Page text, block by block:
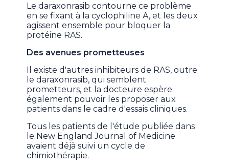
Le daraxonrasib contourne ce problème
en se fixant à la cyclophiline A, et les deux
agissent ensemble pour bloquer la
protéine RAS.
Des avenues prometteuses
Il existe d'autres inhibiteurs de RAS, outre
le daraxonrasib, qui semblent
prometteurs, et la docteure espère
également pouvoir les proposer aux
patients dans le cadre d'essais cliniques.
Tous les patients de l'étude publiée dans
le New England Journal of Medicine
avaient déjà suivi un cycle de
chimiothérapie.